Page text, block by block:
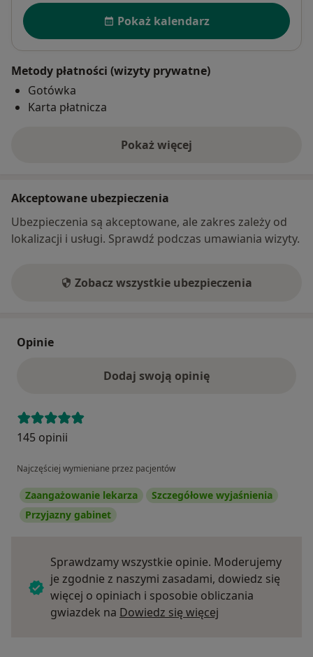
Dostępność
Pokaż kalendarz
Metody płatności (wizyty prywatne)
Gotówka
Karta płatnicza
Pokaż więcej
o adresie
Akceptowane ubezpieczenia
Ubezpieczenia są akceptowane, ale zakres zależy od
lokalizacji i usługi. Sprawdź podczas umawiania wizyty.
Zobacz wszystkie ubezpieczenia
Opinie
Dodaj swoją opinię
145 opinii
Najczęściej wymieniane przez pacjentów
Zaangażowanie lekarza
Szczegółowe wyjaśnienia
Przyjazny gabinet
Sprawdzamy wszystkie opinie. Moderujemy
je zgodnie z naszymi zasadami, dowiedz się
więcej o opiniach i sposobie obliczania
gwiazdek na Dowiedz się więcej